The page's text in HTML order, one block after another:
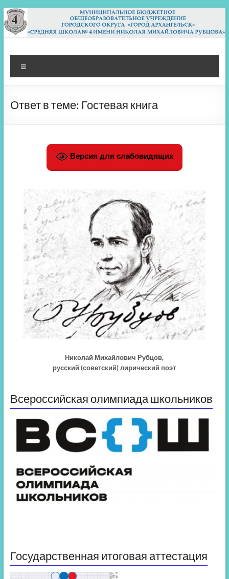
Перейти
к
содержимому
МБОУ СШ 4
Архангельск
Ответ в теме: Гостевая книга
Версия для слабовидящих
Николай Михайлович Рубцов,
русский (советский) лирический поэт
Всероссийская олимпиада школьников
Государственная итоговая аттестация